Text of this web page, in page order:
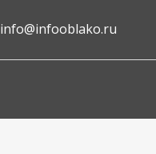
info@infooblako.ru